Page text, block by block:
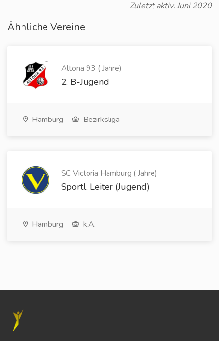
Zuletzt aktiv: Juni 2020
Ähnliche Vereine
Altona 93 ( Jahre)
2. B-Jugend
Hamburg Bezirksliga
SC Victoria Hamburg ( Jahre)
Sportl. Leiter (Jugend)
Hamburg k.A.